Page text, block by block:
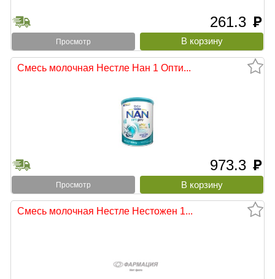
261.3 руб
Просмотр
Смесь молочная Нестле Нан 1 Опти...
973.3 руб
Просмотр
Смесь молочная Нестле Нестожен 1...